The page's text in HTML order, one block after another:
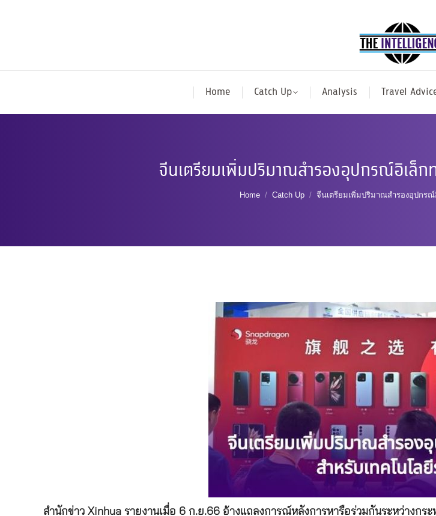
Home Catch Up Analysis Travel
จีนเตรียมเพิ่มปริมาณสำรองอุปกรณ์อิเล็ก
You are here:
Home Catch Up จีนเตรียมเพิ่มปริมาณสำรองอุปกร
สำนักข่าว Xinhua รายงานเมื่อ 6 ก.ย.66 อ้างแถลงการณ์หลังการหารือร่วมกันระหว่างกร